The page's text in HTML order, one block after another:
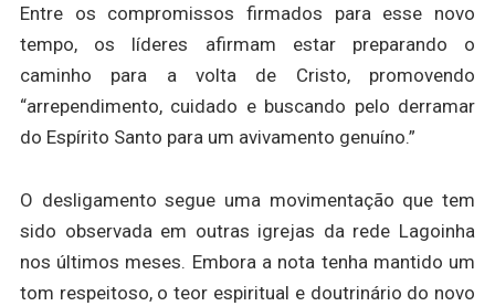
Entre os compromissos firmados para esse novo
tempo, os líderes afirmam estar preparando o
caminho para a volta de Cristo, promovendo
“arrependimento, cuidado e buscando pelo derramar
do Espírito Santo para um avivamento genuíno.”
O desligamento segue uma movimentação que tem
sido observada em outras igrejas da rede Lagoinha
nos últimos meses. Embora a nota tenha mantido um
tom respeitoso, o teor espiritual e doutrinário do novo